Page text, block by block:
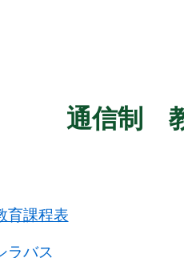
通信制
課程表
バス